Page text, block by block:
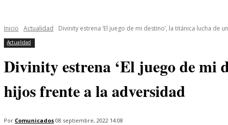
Inicio Actualidad Divinity estrena ‘El juego de mi destino’, la titánica lucha de
Actualidad
Divinity estrena ‘El juego de mi
hijos frente a la adversidad
Por Comunicados 08 septiembre, 2022 14:08